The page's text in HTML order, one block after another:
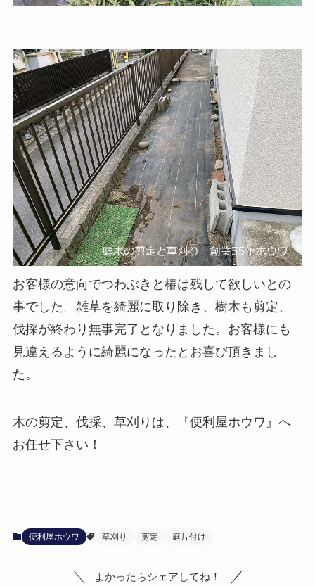
お客様の意向でつわぶきと椿は残して欲しいとの
事でした。雑草を綺麗に取り除き、樹木も剪定、
伐採が終わり無事完了となりました。お客様にも
見違えるように綺麗になったとお喜び頂きまし
た。
木の剪定、伐採、草刈りは、『便利屋ホウワ』へ
お任せ下さい！
便利屋ホウワ 草刈り 剪定 庭片付け
よかったらシェアしてね！